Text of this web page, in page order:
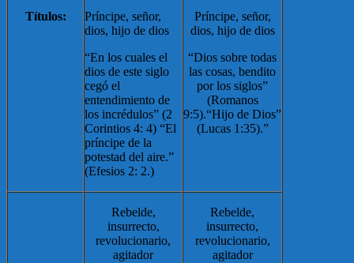
Títulos:
Príncipe, señor,
dios, hijo de dios
“En los cuales el
dios de este siglo
cegó el
entendimiento de
los incrédulos” (2
Corintios 4: 4) “El
príncipe de la
potestad del aire.”
(Efesios 2: 2.)
Príncipe, señor,
dios, hijo de dios
“Dios sobre todas
las cosas, bendito
por los siglos”
(Romanos
9:5).“Hijo de Dios”
(Lucas 1:35).”
Rebelde,
insurrecto,
revolucionario,
agitador
Rebelde,
insurrecto,
revolucionario,
agitador